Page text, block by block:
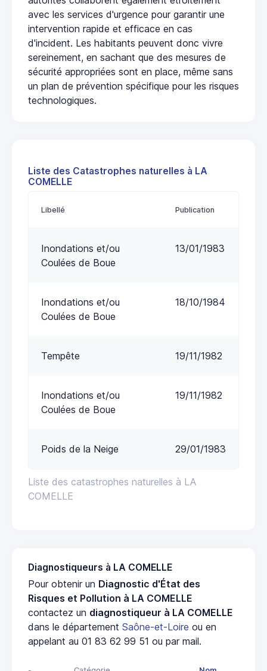
avec les services d'urgence pour garantir une
intervention rapide et efficace en cas
d'incident. Les habitants peuvent donc vivre
sereinement, en sachant que des mesures de
sécurité appropriées sont en place, même sans
un plan de prévention spécifique pour les risques
technologiques.
Liste des Catastrophes naturelles à LA
COMELLE
Liste des catastrophes naturelles à LA
COMELLE
Libellé Publication
Inondations et/ou
Coulées de Boue
13/01/1983
Inondations et/ou
Coulées de Boue
18/10/1984
Tempête 19/11/1982
Inondations et/ou
Coulées de Boue
19/11/1982
Poids de la Neige 29/01/1983
Diagnostiqueurs à LA COMELLE
Pour obtenir un Diagnostic d'État des
Risques et Pollution à LA COMELLE
contactez un diagnostiqueur à LA COMELLE
dans le département Saône-et-Loire ou en
appelant au 01 83 62 99 51 ou par mail.